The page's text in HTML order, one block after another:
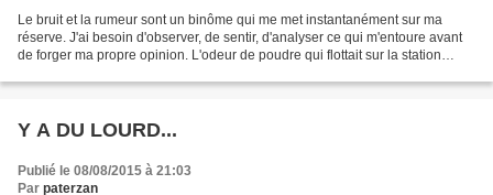
Le bruit et la rumeur sont un binôme qui me met instantanément sur ma
réserve. J'ai besoin d'observer, de sentir, d'analyser ce qui m'entoure avant
de forger ma propre opinion. L'odeur de poudre qui flottait sur la station
Y A DU LOURD...
Publié le 08/08/2015 à 21:03
Par paterzan